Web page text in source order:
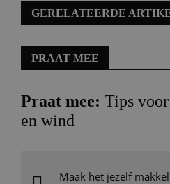
GERELATEERDE
PRAAT MEE
Praat mee: Tips
en wind
Maak het jezelf